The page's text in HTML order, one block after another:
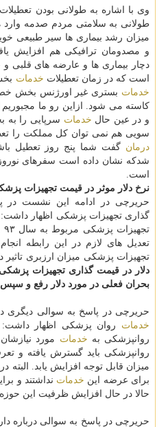
وی با اشاره به طولانی بودن
طولانی به سلامتی مردم صدمه وارد
میزان رشد بیماری ها سیر طبیعی
و مصدومان ترافیكی هم افزایش
دچار بیماری ها و عارضه های قلبی
است كه در زمان تعطیلات خدمات
خدمات بستری غیر اورژنس بخش
كاسته می شود. ازاین رو ما مجبوریم
و در عین حال خدمات سرپایی را به
سویی هم نمی توان كل مملكت را
درمان گفت شما پنج روز تعطیل
شدكه نشان داده است سفرهای
است.
نرخ دلار موثر در قیمت تجهیزات
حریرچی در ادامه این نشست در
گذاری تجهیزات پزشكی اظهار داشت:
تعدیل های لازم در این رابطه
تجهیزات پزشكی میزان ارزبری تاثیر
دلار در قیمت گذاری تجهیزات
بحران فعلی در مورد دلار رفع و
حریرچی در پاسخ به سوالی دیگری
خدمات روان پزشكی اظهار داشت:
روانپزشكی به خدمات مورد
روانپزشكی باید گسترش یافته و
میزان قابل توجه افزایش یابد. البته
برای عرضه این خدمات نداشتند و
حالا در حال افزایش ظرفیت این حوزه
حریرچی در پاسخ به سوالی درباره